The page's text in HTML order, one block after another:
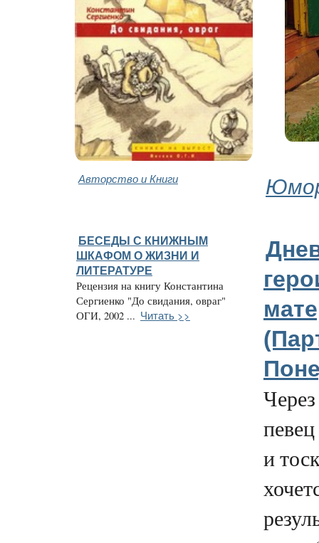
Авторство и Книги
БЕСЕДЫ С КНИЖНЫМ
ШКАФОМ О ЖИЗНИ И
ЛИТЕРАТУРЕ
Рецензия на книгу Константина
Сергиенко "До свидания, овраг"
ОГИ, 2002 ... Читать >>
и